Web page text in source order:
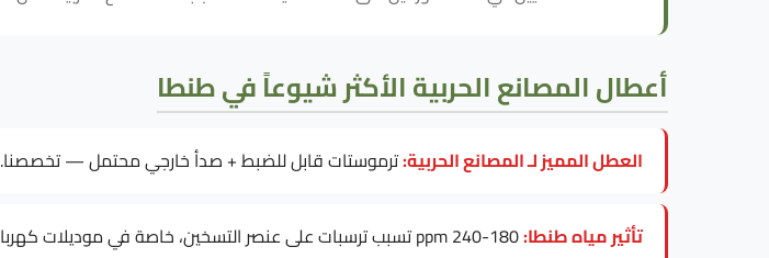
أعطال المصانع الحربية الأكثر شيوعاً في طنطا
العطل المميز لـ المصانع الحربية:ترموستات قابل للضبط + صدأ خارجي محتمل — تخصصنا.
تأثير مياه طنطا: